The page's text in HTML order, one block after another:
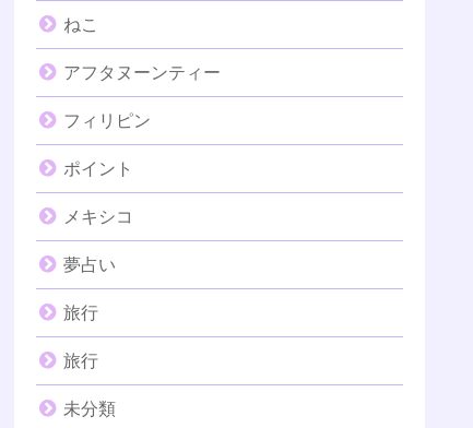
ねこ
アフタヌーンティー
フィリピン
ポイント
メキシコ
夢占い
旅行
旅行
未分類